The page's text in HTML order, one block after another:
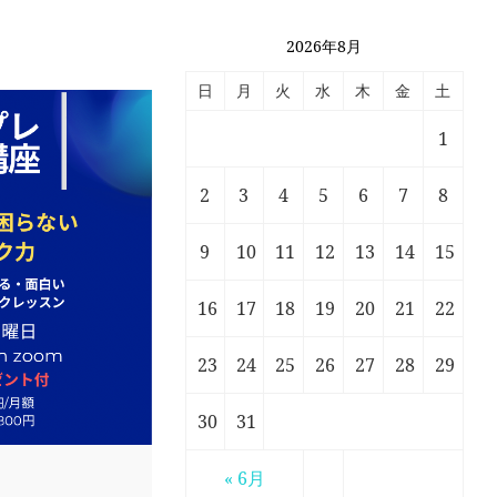
2026年8月
日 月 火 水 木 金 土
« 6月
1
2 3 4 5 6 7 8
9 10 11 12 13 14 15
16 17 18 19 20 21 22
23 24 25 26 27 28 29
30 31